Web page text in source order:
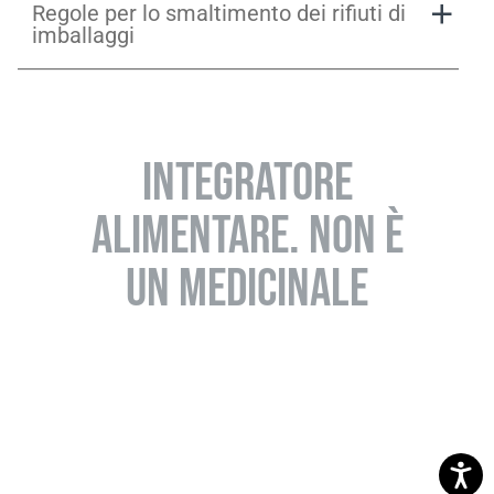
I-Pack Presemtation
Regole per lo smaltimento dei rifiuti di
imballaggi
INTEGRATORE
ALIMENTARE. NON È
UN MEDICINALE